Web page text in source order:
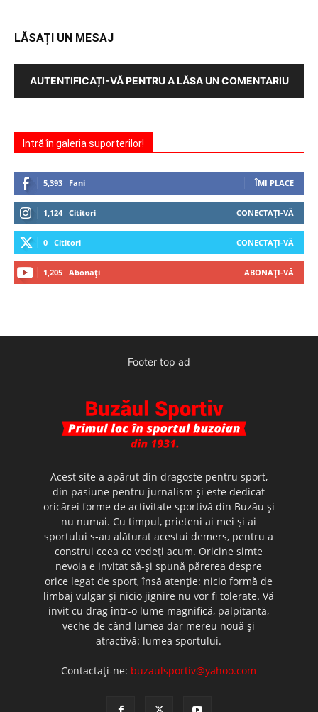
LĂSAȚI UN MESAJ
AUTENTIFICAȚI-VĂ PENTRU A LĂSA UN COMENTARIU
Intră în galeria suporterilor!
5,393 Fani ÎMI PLACE
1,124 Cititori CONECTAȚI-VĂ
0 Cititori CONECTAȚI-VĂ
1,205 Abonați ABONAȚI-VĂ
Footer top ad
Acest site a apărut din dragoste pentru sport,
din pasiune pentru jurnalism şi este dedicat
oricărei forme de activitate sportivă din Buzău şi
nu numai. Cu timpul, prieteni ai mei şi ai
sportului s-au alăturat acestui demers, pentru a
construi ceea ce vedeţi acum. Oricine simte
nevoia e invitat să-şi spună părerea despre
orice legat de sport, însă atenţie: nicio formă de
limbaj vulgar şi nicio jignire nu vor fi tolerate. Vă
invit cu drag într-o lume magnifică, palpitantă,
veche de când lumea dar mereu nouă şi
atractivă: lumea sportului.
Contactați-ne: buzaulsportiv@yahoo.com